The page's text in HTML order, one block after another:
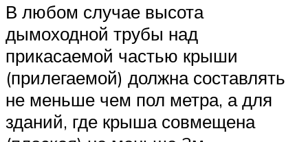
В любом случае высота
дымоходной трубы над
прикасаемой частью крыши
(прилегаемой) должна составлять
не меньше чем пол метра, а для
зданий, где крыша совмещена